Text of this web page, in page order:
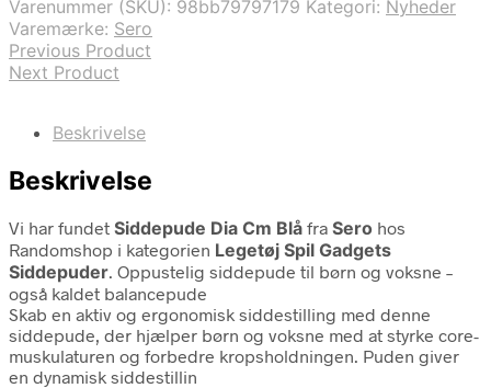
Varenummer (SKU): 98bb79797179 Kategori: Nyheder
Varemærke: Sero
Previous Product
Next Product
Beskrivelse
Beskrivelse
Vi har fundet Siddepude Dia Cm Blå fra Sero hos
Randomshop i kategorien Legetøj Spil Gadgets
Siddepuder. Oppustelig siddepude til børn og voksne –
også kaldet balancepude
Skab en aktiv og ergonomisk siddestilling med denne
siddepude, der hjælper børn og voksne med at styrke core-
muskulaturen og forbedre kropsholdningen. Puden giver
en dynamisk siddestillin